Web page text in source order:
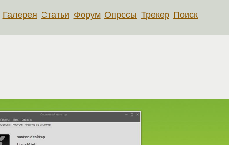
Галерея Статьи Форум Опросы Трекер Поиск